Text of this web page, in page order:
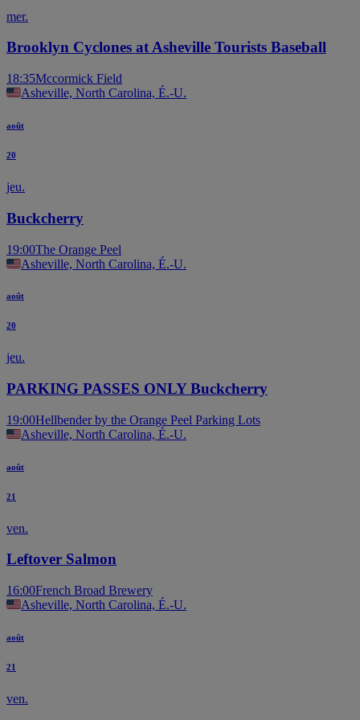
mer.
Brooklyn Cyclones at Asheville Tourists Baseball
18:35Mccormick Field
Asheville, North Carolina, É.-U.
août
20
jeu.
Buckcherry
19:00The Orange Peel
Asheville, North Carolina, É.-U.
août
20
jeu.
PARKING PASSES ONLY Buckcherry
19:00Hellbender by the Orange Peel Parking Lots
Asheville, North Carolina, É.-U.
août
21
ven.
Leftover Salmon
16:00French Broad Brewery
Asheville, North Carolina, É.-U.
août
21
ven.